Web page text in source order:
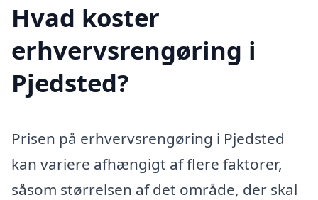
Hvad koster
erhvervsrengøring i
Pjedsted?
Prisen på erhvervsrengøring i Pjedsted
kan variere afhængigt af flere faktorer,
såsom størrelsen af det område, der skal